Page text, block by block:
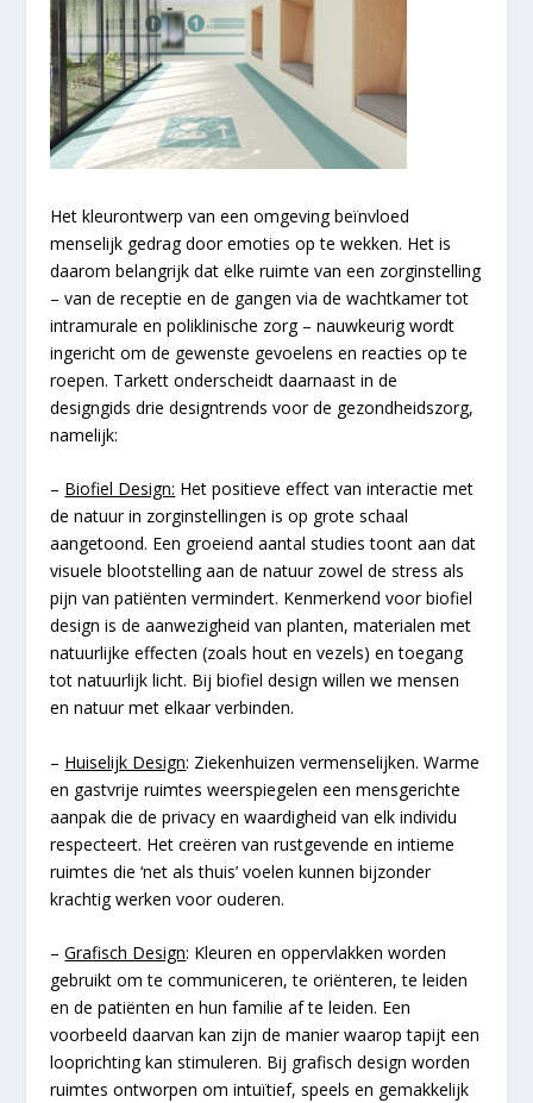
Het kleurontwerp van een omgeving beïnvloed
menselijk gedrag door emoties op te wekken. Het is
daarom belangrijk dat elke ruimte van een zorginstelling
– van de receptie en de gangen via de wachtkamer tot
intramurale en poliklinische zorg – nauwkeurig wordt
ingericht om de gewenste gevoelens en reacties op te
roepen. Tarkett onderscheidt daarnaast in de
designgids drie designtrends voor de gezondheidszorg,
namelijk:
– Biofiel Design: Het positieve effect van interactie met
de natuur in zorginstellingen is op grote schaal
aangetoond. Een groeiend aantal studies toont aan dat
visuele blootstelling aan de natuur zowel de stress als
pijn van patiënten vermindert. Kenmerkend voor biofiel
design is de aanwezigheid van planten, materialen met
natuurlijke effecten (zoals hout en vezels) en toegang
tot natuurlijk licht. Bij biofiel design willen we mensen
en natuur met elkaar verbinden.
– Huiselijk Design: Ziekenhuizen vermenselijken. Warme
en gastvrije ruimtes weerspiegelen een mensgerichte
aanpak die de privacy en waardigheid van elk individu
respecteert. Het creëren van rustgevende en intieme
ruimtes die ‘net als thuis’ voelen kunnen bijzonder
krachtig werken voor ouderen.
–Grafisch Design: Kleuren en oppervlakken worden
gebruikt om te communiceren, te oriënteren, te leiden
en de patiënten en hun familie af te leiden. Een
voorbeeld daarvan kan zijn de manier waarop tapijt een
looprichting kan stimuleren. Bij grafisch design worden
ruimtes ontworpen om intuïtief, speels en gemakkelijk